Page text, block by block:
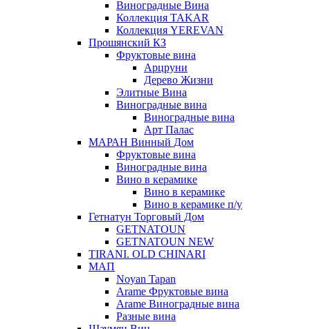
Виноградные Вина
Коллекция TAKAR
Коллекция YEREVAN
Прошянский КЗ
Фруктовые вина
Арцруни
Дерево Жизни
Элитные Вина
Виноградные вина
Виноградные вина
Арт Палас
МАРАН Винный Дом
Фруктовые вина
Виноградные вина
Вино в керамике
Вино в керамике
Вино в керамике п/у
Гетнатун Торговый Дом
GETNATOUN
GETNATOUN NEW
TIRANI. OLD CHINARI
МАП
Noyan Tapan
Arame Фруктовые вина
Arame Виноградные вина
Разные вина